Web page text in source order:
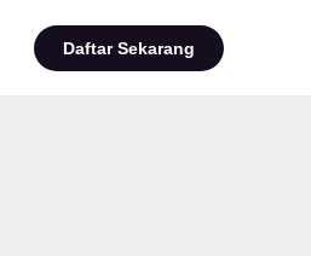
Daftar Sekarang